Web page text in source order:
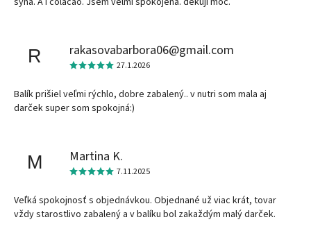
R rakasovabarbora06@gmail.com
27.1.2026
Balík prišiel veľmi rýchlo, dobre zabalený.. v nutri som mala aj
darček super som spokojná:)
M Martina K.
7.11.2025
Veľká spokojnosť s objednávkou. Objednané už viac krát, tovar
vždy starostlivo zabalený a v balíku bol zakaždým malý darček.